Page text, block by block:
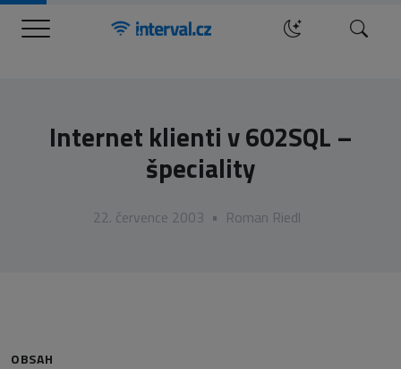
Menu Hledat
Internet klienti v 602SQL –
špeciality
22. července 2003 • Roman Riedl
OBSAH